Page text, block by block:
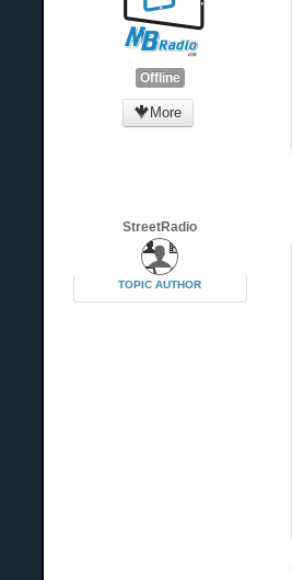
Offline
More
StreetRadio
TOPIC AUTHOR